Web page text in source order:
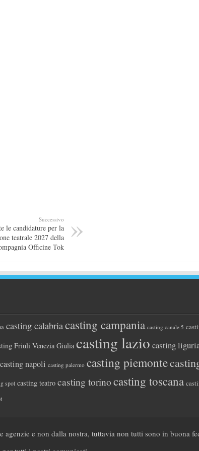
Successivo
le candidature per la
teatrale 2027 della
Officine Tok
casting calabriacasting campania casting canale 5
Friuli Venezia Giulia casting lazio casting
casting napoli casting palermo casting piemonte
spot casting teatro casting torino casting toscana
e non dalla nostra, tuttavia non tutti sono in buona